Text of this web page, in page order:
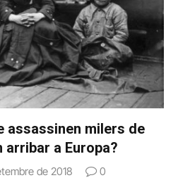
assassinen milers de
arribar a Europa?
de 2018 0